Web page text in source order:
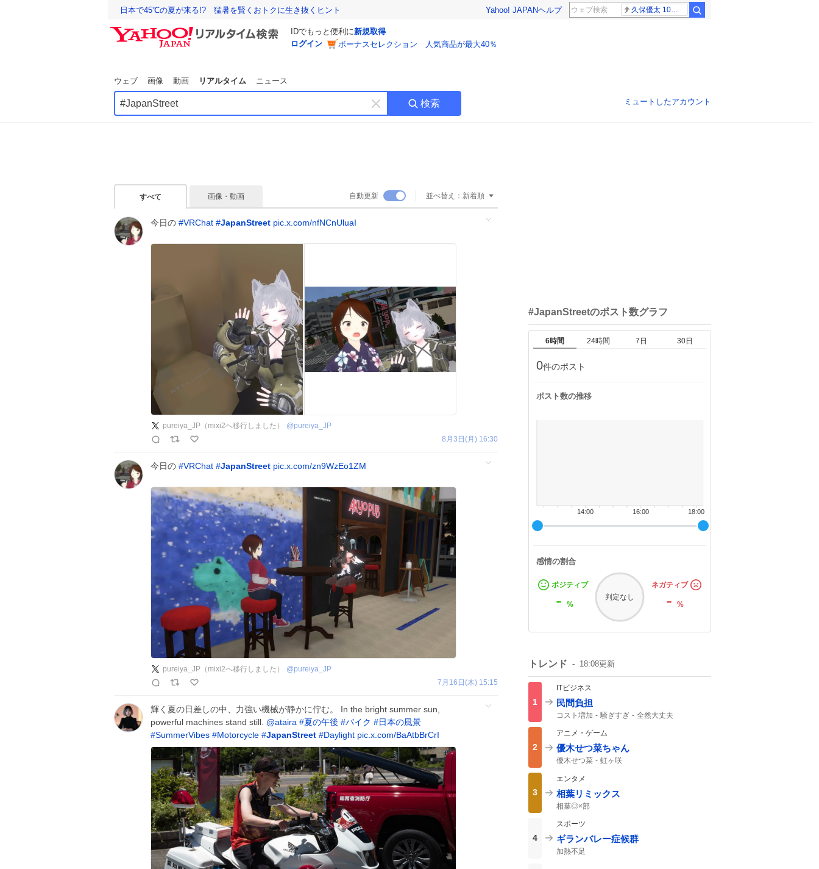
日本で45℃の夏が来る!? 猛暑を賢くおトクに生き抜くヒント Yahoo! JAPANヘルプ 久保優太 10代女性
IDでもっと便利に新規取得
ログイン
ボーナスセレクション 人気商品が最大40％
ウェブ 画像 動画 リアルタイム ニュース
キ
ー
す
検索 ミュートしたアカウント
すべて 画像・動画 自動更新 並べ替え： 新着順
今日の #VRChat #JapanStreet pic.x.com/nfNCnUluaI
pureiya_JP（mixi2へ移行しました） @pureiya_JP
8月3日(月) 16:30
今日の #VRChat #JapanStreet pic.x.com/zn9WzEo1ZM
pureiya_JP（mixi2へ移行しました） @pureiya_JP
7月16日(木) 15:15
輝く夏の日差しの中、力強い機械が静かに佇む。 In the bright summer sun,
powerful machines stand still. @ataira #夏の午後 #バイク #日本の風景
#SummerVibes #Motorcycle #JapanStreet #Daylight pic.x.com/BaAtbBrCrI
#JapanStreetのポスト数グラフ
6時間 24時間 7日 30日
0件のポスト
ポスト数の推移
18:00
16:00
14:00
感情の割合
ポジティブ
- %
判定なし
ネガティブ
-%
トレンド 18:08更新
1
ITビジネス
民間負担
コスト増加 騒ぎすぎ
全然大丈夫
2
アニメ・ゲーム
優木せつ菜ちゃん
優木せつ菜 虹ヶ咲
3
エンタメ
相葉リミックス
相葉◎×部
4
スポーツ
ギランバレー症候群
加熱不足